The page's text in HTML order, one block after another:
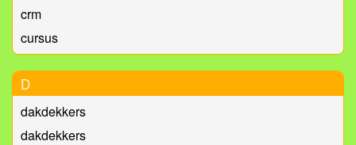
crm
cursus
D
dakdekkers
dakdekkers